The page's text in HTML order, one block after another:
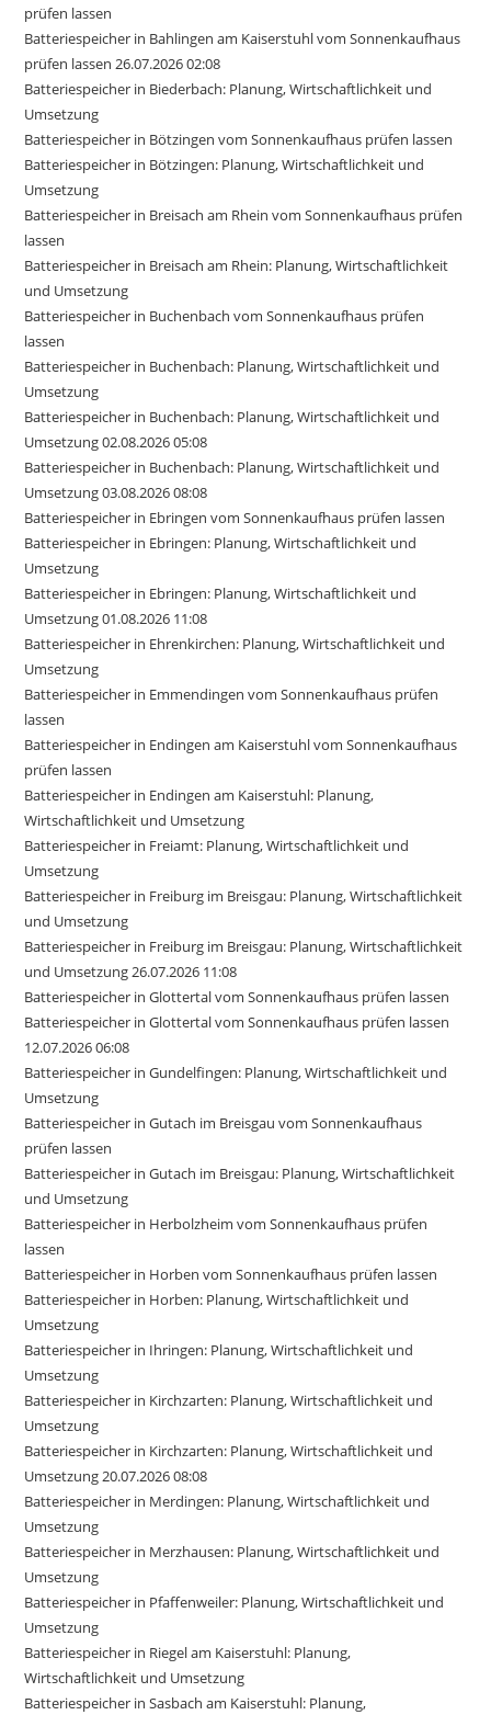
prüfen lassen
Batteriespeicher in Bahlingen am Kaiserstuhl vom Sonnenkaufhaus
prüfen lassen 26.07.2026 02:08
Batteriespeicher in Biederbach: Planung, Wirtschaftlichkeit und
Umsetzung
Batteriespeicher in Bötzingen vom Sonnenkaufhaus prüfen lassen
Batteriespeicher in Bötzingen: Planung, Wirtschaftlichkeit und
Umsetzung
Batteriespeicher in Breisach am Rhein vom Sonnenkaufhaus prüfen
lassen
Batteriespeicher in Breisach am Rhein: Planung, Wirtschaftlichkeit
und Umsetzung
Batteriespeicher in Buchenbach vom Sonnenkaufhaus prüfen
lassen
Batteriespeicher in Buchenbach: Planung, Wirtschaftlichkeit und
Umsetzung
Batteriespeicher in Buchenbach: Planung, Wirtschaftlichkeit und
Umsetzung 02.08.2026 05:08
Batteriespeicher in Buchenbach: Planung, Wirtschaftlichkeit und
Umsetzung 03.08.2026 08:08
Batteriespeicher in Ebringen vom Sonnenkaufhaus prüfen lassen
Batteriespeicher in Ebringen: Planung, Wirtschaftlichkeit und
Umsetzung
Batteriespeicher in Ebringen: Planung, Wirtschaftlichkeit und
Umsetzung 01.08.2026 11:08
Batteriespeicher in Ehrenkirchen: Planung, Wirtschaftlichkeit und
Umsetzung
Batteriespeicher in Emmendingen vom Sonnenkaufhaus prüfen
lassen
Batteriespeicher in Endingen am Kaiserstuhl vom Sonnenkaufhaus
prüfen lassen
Batteriespeicher in Endingen am Kaiserstuhl: Planung,
Wirtschaftlichkeit und Umsetzung
Batteriespeicher in Freiamt: Planung, Wirtschaftlichkeit und
Umsetzung
Batteriespeicher in Freiburg im Breisgau: Planung, Wirtschaftlichkeit
und Umsetzung
Batteriespeicher in Freiburg im Breisgau: Planung, Wirtschaftlichkeit
und Umsetzung 26.07.2026 11:08
Batteriespeicher in Glottertal vom Sonnenkaufhaus prüfen lassen
Batteriespeicher in Glottertal vom Sonnenkaufhaus prüfen lassen
12.07.2026 06:08
Batteriespeicher in Gundelfingen: Planung, Wirtschaftlichkeit und
Umsetzung
Batteriespeicher in Gutach im Breisgau vom Sonnenkaufhaus
prüfen lassen
Batteriespeicher in Gutach im Breisgau: Planung, Wirtschaftlichkeit
und Umsetzung
Batteriespeicher in Herbolzheim vom Sonnenkaufhaus prüfen
lassen
Batteriespeicher in Horben vom Sonnenkaufhaus prüfen lassen
Batteriespeicher in Horben: Planung, Wirtschaftlichkeit und
Umsetzung
Batteriespeicher in Ihringen: Planung, Wirtschaftlichkeit und
Umsetzung
Batteriespeicher in Kirchzarten: Planung, Wirtschaftlichkeit und
Umsetzung
Batteriespeicher in Kirchzarten: Planung, Wirtschaftlichkeit und
Umsetzung 20.07.2026 08:08
Batteriespeicher in Merdingen: Planung, Wirtschaftlichkeit und
Umsetzung
Batteriespeicher in Merzhausen: Planung, Wirtschaftlichkeit und
Umsetzung
Batteriespeicher in Pfaffenweiler: Planung, Wirtschaftlichkeit und
Umsetzung
Batteriespeicher in Riegel am Kaiserstuhl: Planung,
Wirtschaftlichkeit und Umsetzung
Batteriespeicher in Sasbach am Kaiserstuhl: Planung,